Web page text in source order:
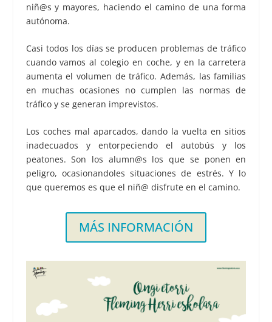
niñ@s y mayores, haciendo el camino de una forma
autónoma.
Casi todos los días se producen problemas de tráfico
cuando vamos al colegio en coche, y en la carretera
aumenta el volumen de tráfico. Además, las familias
en muchas ocasiones no cumplen las normas de
tráfico y se generan imprevistos.
Los coches mal aparcados, dando la vuelta en sitios
inadecuados y entorpeciendo el autobús y los
peatones. Son los alumn@s los que se ponen en
peligro, ocasionandoles situaciones de estrés. Y lo
que queremos es que el niñ@ disfrute en el camino.
MÁS INFORMACIÓN